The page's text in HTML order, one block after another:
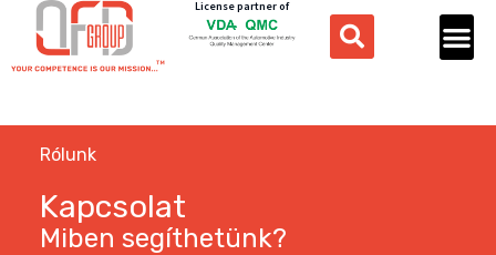
License partner of
Rólunk
Kapcsolat
Miben segíthetünk?